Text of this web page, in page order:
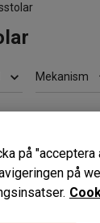
Mekanism
på
på